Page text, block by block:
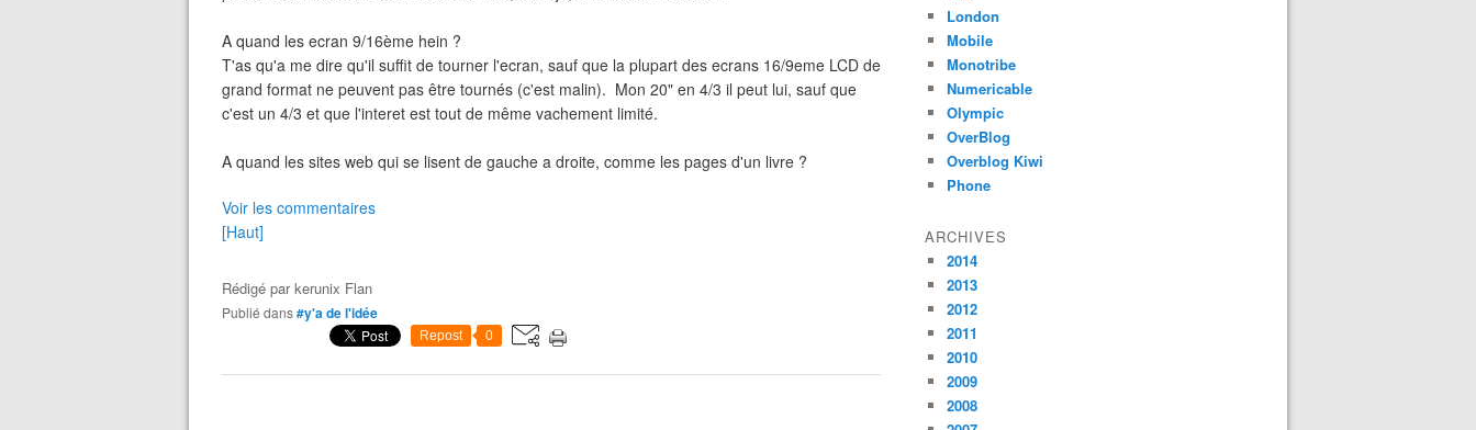
A quand les ecran 9/16ème hein ?
T'as qu'a me dire qu'il suffit de tourner l'ecran, sauf que la plupart des ecrans 16/9eme LCD de
grand format ne peuvent pas être tournés (c'est malin). Mon 20" en 4/3 il peut lui, sauf que
c'est un 4/3 et que l'interet est tout de même vachement limité.
A quand les sites web qui se lisent de gauche a droite, comme les pages d'un livre ?
Voir les commentaires
[Haut]
Rédigé parkerunix Flan
Publié dans#y'a de l'idée
Repost 0
London
Mobile
Monotribe
Numericable
Olympic
OverBlog
Overblog Kiwi
Phone
ARCHIVES
2014
2013
2012
2011
2010
2009
2008